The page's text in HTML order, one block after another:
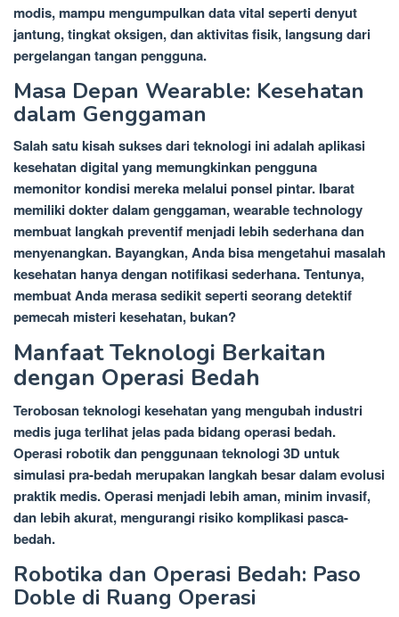
modis, mampu mengumpulkan data vital seperti denyut
jantung, tingkat oksigen, dan aktivitas fisik, langsung dari
pergelangan tangan pengguna.
Masa Depan Wearable: Kesehatan
dalam Genggaman
Salah satu kisah sukses dari teknologi ini adalah aplikasi
kesehatan digital yang memungkinkan pengguna
memonitor kondisi mereka melalui ponsel pintar. Ibarat
memiliki dokter dalam genggaman, wearable technology
membuat langkah preventif menjadi lebih sederhana dan
menyenangkan. Bayangkan, Anda bisa mengetahui masalah
kesehatan hanya dengan notifikasi sederhana. Tentunya,
membuat Anda merasa sedikit seperti seorang detektif
pemecah misteri kesehatan, bukan?
Manfaat Teknologi Berkaitan
dengan Operasi Bedah
Terobosan teknologi kesehatan yang mengubah industri
medis juga terlihat jelas pada bidang operasi bedah.
Operasi robotik dan penggunaan teknologi 3D untuk
simulasi pra-bedah merupakan langkah besar dalam evolusi
praktik medis. Operasi menjadi lebih aman, minim invasif,
dan lebih akurat, mengurangi risiko komplikasi pasca-
bedah.
Robotika dan Operasi Bedah: Paso
Doble di Ruang Operasi